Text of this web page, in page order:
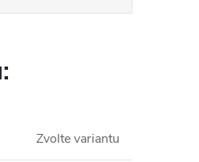
Zvolte variantu